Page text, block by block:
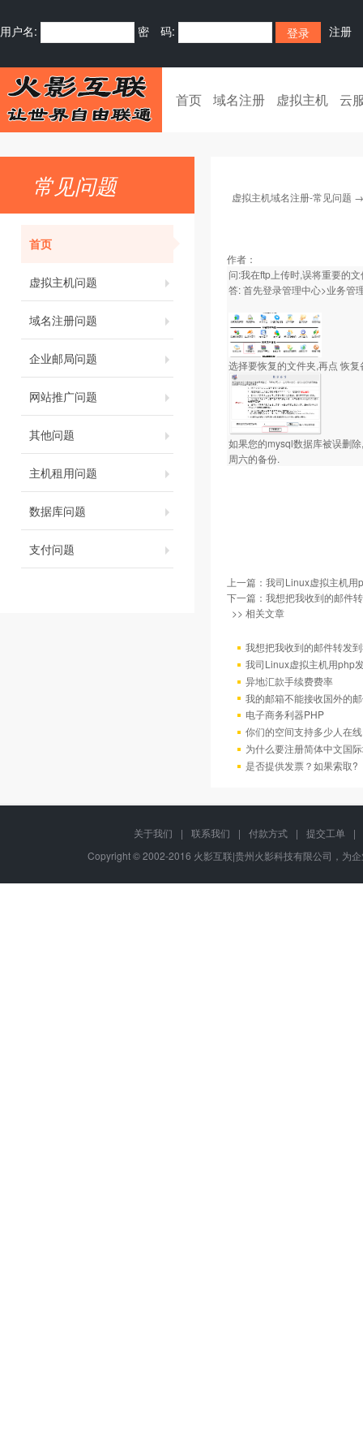
用户名: 密 码: 注册
首页 域名注册 虚拟主机 云
常见问题
首页
虚拟主机问题
域名注册问题
企业邮局问题
网站推广问题
其他问题
主机租用问题
数据库问题
支付问题
虚拟主机域名注册-常见问题
作者：
问:我在ftp上传时,误将重要的
答: 首先登录管理中心>业务管
选择要恢复的文件夹,再点 恢
如果您的mysql数据库被误删
周六的备份.
上一篇： 我司Linux虚拟主机用
下一篇： 我想把我收到的邮件
>> 相关文章
我想把我收到的邮件转发
我司Linux虚拟主机用php
异地汇款手续费费率
我的邮箱不能接收国外的
电子商务利器PHP
你们的空间支持多少人在
为什么要注册简体中文国
是否提供发票？如果索取?
关于我们 | 联系我们 | 付款方式 | 提交工单
|
Copyright © 2002-2016 火影互联|贵州火影科技有限公司，为